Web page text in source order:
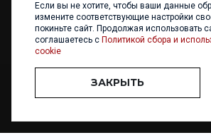
Написать нам
ООО «ФИЛИПП» © 2013 - 2026. Все
Разработка и
Если вы не хотите, чтобы ваши данные
измените соответствующие настройки
покиньте сайт. Продолжая использовать
соглашаетесь с Политикой сбора и
cookie
ЗАКРЫТЬ